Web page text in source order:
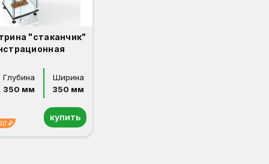
"стаканчик"
Глубина
350 мм
Ширина
350 мм
₽
купить